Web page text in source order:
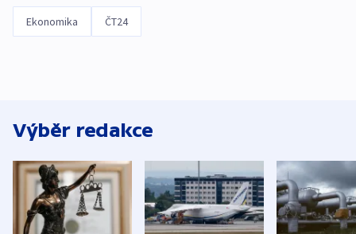
Ekonomika ČT24
Výběr redakce